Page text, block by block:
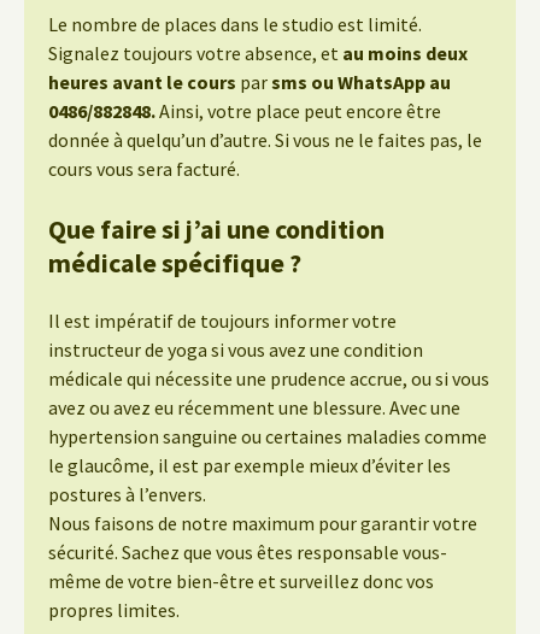
Le nombre de places dans le studio est limité.
Signalez toujours votre absence, et au moins deux
heures avant le cours parsms ou WhatsApp au
0486/882848.Ainsi, votre place peut encore être
donnée à quelqu’un d’autre. Si vous ne le faites pas, le
cours vous sera facturé.
Que faire si j’ai une condition
médicale spécifique ?
Il est impératif de toujours informer votre
instructeur de yoga si vous avez une condition
médicale qui nécessite une prudence accrue, ou si vous
avez ou avez eu récemment une blessure. Avec une
hypertension sanguine ou certaines maladies comme
le glaucôme, il est par exemple mieux d’éviter les
postures à l’envers.
Nous faisons de notre maximum pour garantir votre
sécurité. Sachez que vous êtes responsable vous-
même de votre bien-être et surveillez donc vos
propres limites.